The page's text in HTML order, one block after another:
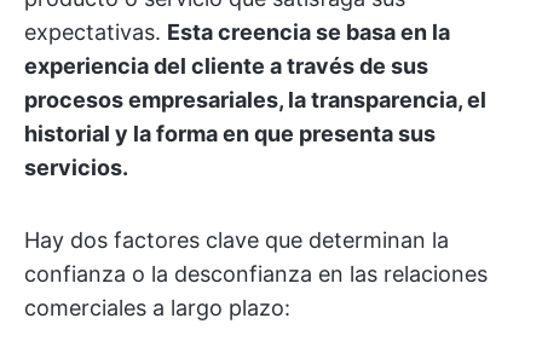
expectativas. Esta creencia se basa en la
experiencia del cliente a través de sus
procesos empresariales, la transparencia, el
historial y la forma en que presenta sus
servicios.
Hay dos factores clave que determinan la
confianza o la desconfianza en las relaciones
comerciales a largo plazo: